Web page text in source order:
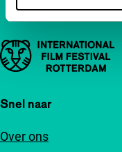
Belangrijke links
Snel naar
Over ons